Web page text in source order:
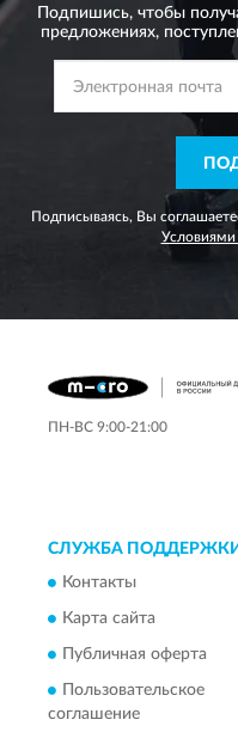
Подпишись, чтобы
предложениях,
Подписываясь, Вы
Условиями
ПН-ВС 9:00-21:00
СЛУЖБА ПОДДЕРЖКИ
Контакты
Карта сайта
Публичная оферта
Пользовательское
соглашение